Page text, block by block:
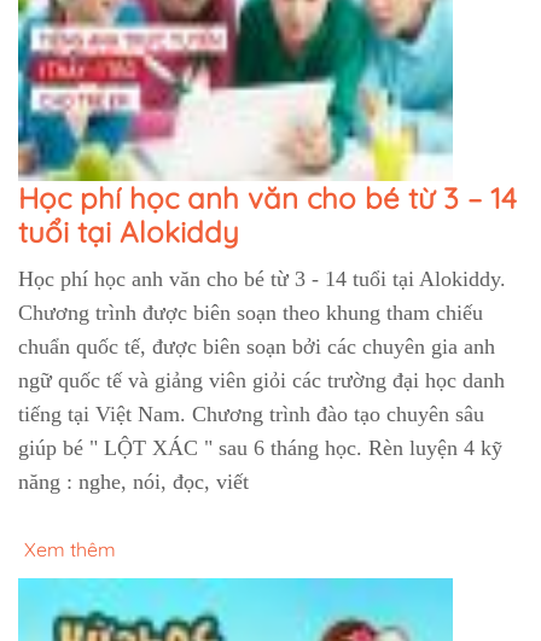
Học phí học anh văn cho bé từ 3 – 14
tuổi tại Alokiddy
Học phí học anh văn cho bé từ 3 - 14 tuổi tại Alokiddy.
Chương trình được biên soạn theo khung tham chiếu
chuẩn quốc tế, được biên soạn bởi các chuyên gia anh
ngữ quốc tế và giảng viên giỏi các trường đại học danh
tiếng tại Việt Nam. Chương trình đào tạo chuyên sâu
giúp bé " LỘT XÁC " sau 6 tháng học. Rèn luyện 4 kỹ
năng : nghe, nói, đọc, viết
Xem thêm